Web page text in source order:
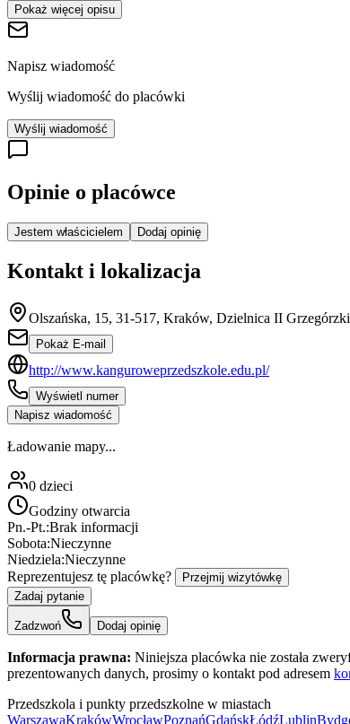
Pokaż więcej opisu
Napisz wiadomość
Wyślij wiadomość do placówki
Wyślij wiadomość
Opinie o placówce
Jestem właścicielem Dodaj opinię
Kontakt i lokalizacja
Olszańska, 15, 31-517, Kraków, Dzielnica II Grzegórzki
Pokaż E-mail
http://www.kanguroweprzedszkole.edu.pl/
Wyświetl numer
Napisz wiadomość
Ładowanie mapy...
0 dzieci
Godziny otwarcia
Pn.-Pt.:Brak informacji
Sobota:Nieczynne
Niedziela:Nieczynne
Reprezentujesz tę placówkę?
Przejmij wizytówkę
Zadaj pytanie
Zadzwoń Dodaj opinię
Informacja prawna: Niniejsza placówka nie została
prezentowanych danych, prosimy o kontakt pod adresem
Przedszkola i punkty przedszkolne w miastach
WarszawaKrakówWrocławPoznańGdańskŁódźLublin